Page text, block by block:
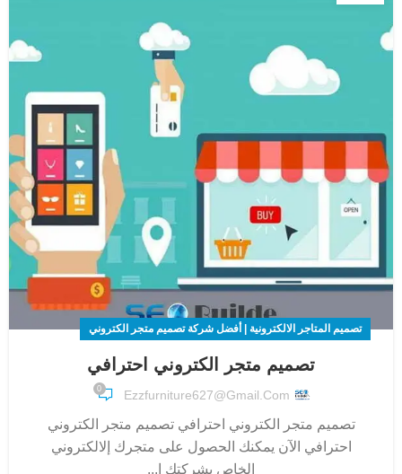
تصميم المتاجر الالكترونية | أفضل شركة تصميم متجر الكتروني
تصميم متجر الكتروني احترافي
Ezzfurniture627@gmail.com
0
تصميم متجر الكتروني احترافي تصميم متجر الكتروني
احترافي الآن يمكنك الحصول على متجرك إلالكتروني
الخاص بشركتك ا...